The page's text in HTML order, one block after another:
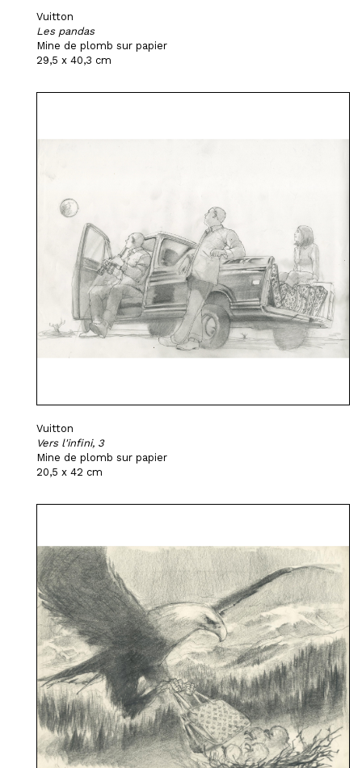
Vuitton
Les pandas
Mine de plomb sur papier
29,5 x 40,3 cm
Vuitton
Vers l'infini, 3
Mine de plomb sur papier
20,5 x 42 cm